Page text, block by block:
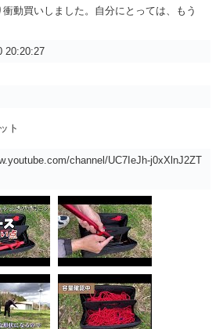
衝動買いしました。自分にとっては、もう
20:20:27
ト
channel/UC7IeJh-j0xXlnJ2ZT